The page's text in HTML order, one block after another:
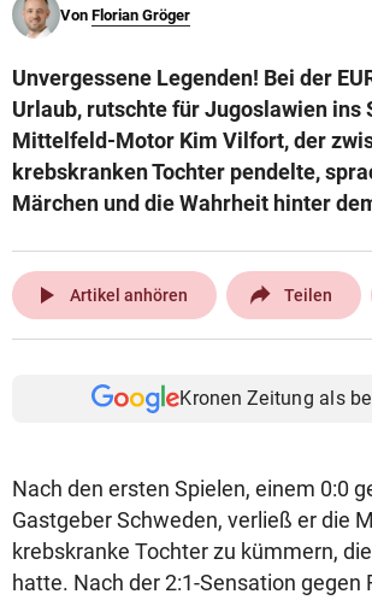
© Krone Multimedia GmbH & Co KG 2026
Muthgasse 2, 1190 Wien
Von Florian Gröger
Unvergessene Legenden! Bei der
Urlaub, rutschte für Jugoslawien
Mittelfeld-Motor Kim Vilfort, der
krebskranken Tochter pendelte,
Märchen und die Wahrheit hinter
play_arrow Artikel anhören Teilen
Kronen Zeitung als
Nach den ersten Spielen, einem 0:0
Gastgeber Schweden, verließ er die
krebskranke Tochter zu kümmern,
hatte. Nach der 2:1-Sensation